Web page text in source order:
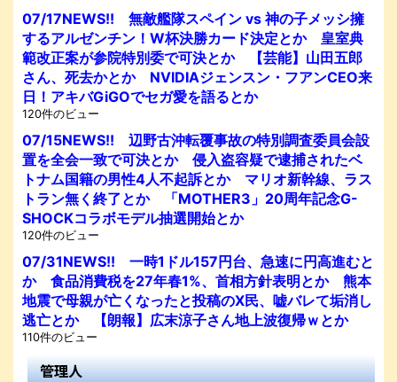
07/17NEWS!! 無敵艦隊スペイン vs 神の子メッシ擁
するアルゼンチン！W杯決勝カード決定とか 皇室典
範改正案が参院特別委で可決とか 【芸能】山田五郎
さん、死去かとか NVIDIAジェンスン・フアンCEO来
日！アキバGiGOでセガ愛を語るとか
120件のビュー
07/15NEWS!! 辺野古沖転覆事故の特別調査委員会設
置を全会一致で可決とか 侵入盗容疑で逮捕されたベ
トナム国籍の男性4人不起訴とか マリオ新幹線、ラス
トラン無く終了とか 「MOTHER3」20周年記念G-
SHOCKコラボモデル抽選開始とか
120件のビュー
07/31NEWS!! 一時1ドル157円台、急速に円高進むと
か 食品消費税を27年春1%、首相方針表明とか 熊本
地震で母親が亡くなったと投稿のX民、嘘バレて垢消し
逃亡とか 【朗報】広末涼子さん地上波復帰ｗとか
110件のビュー
管理人